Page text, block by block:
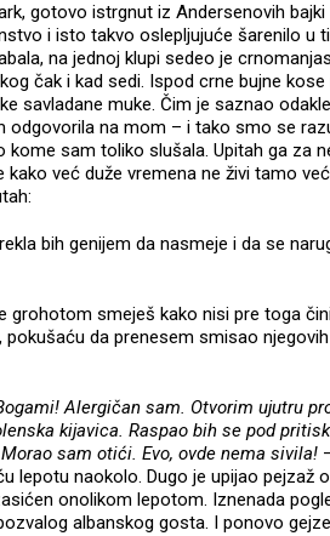
gotovo istrgnut iz Andersenovih bajki
i isto takvo oslepljujuće šarenilo u
na jednoj klupi sedeo je
čak i kad sedi. Ispod crne bujne kose
savladane muke. Čim je saznao
odgovorila na mom – i tako smo se
kome sam toliko slušala. Upitah ga za
već duže vremena ne živi tamo
bih genijem da nasmeje i da se
grohotom smeješ kako nisi pre toga
da prenesem smisao
Alergičan sam. Otvorim ujutru
kijavica. Raspao bih se pod
sam otići. Evo, ovde nema sivila!
lepotu naokolo. Dugo je upijao pejzaž
onolikom lepotom. Iznenada
albanskog gosta. I ponovo